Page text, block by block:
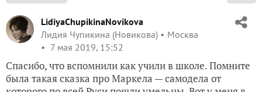
LidiyaChupikinaNovikova
Лидия Чупикина (Новикова)
Москва
7 мая 2019, 15:52
Спасибо, что вспомнили как учили в школе. Помните
была такая сказка про Маркела — самодела от